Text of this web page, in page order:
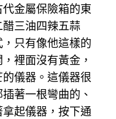
金屬保險箱的東
三油四辣五蒜
只有像他這樣的
裡面沒有黃金，
儀器。這儀器很
著一根彎曲的、
起儀器，按下通